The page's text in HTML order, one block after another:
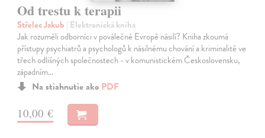
Od trestu k terapii
Střelec Jakub | Elektronická kniha
Jak rozuměli odborníci v poválečné Evropě násilí? Kniha zkoumá
přístupy psychiatrů a psychologů k násilnému chování a kriminalitě ve
třech odlišných společnostech - v komunistickém Československu,
západním…
Na stiahnutie ako PDF
10,00 €